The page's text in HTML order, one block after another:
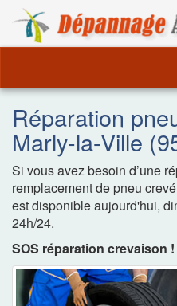
Réparation
Marly-la-Ville
Si vous avez besoin d’une
remplacement de pneu
est disponible aujourd'hui,
24h/24.
SOS réparation crevaison !